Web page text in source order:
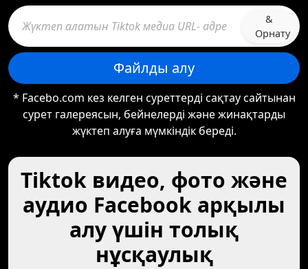
&
Орнату
Файлды алу
* Facebo.com кез келген суреттерді сақтау сайтынан
сурет галереясын, бейнелерді және жинақтарды
жүктеп алуға мүмкіндік береді.
Tiktok видео, фото және
аудио Facebook арқылы
алу үшін толық
нұсқаулық